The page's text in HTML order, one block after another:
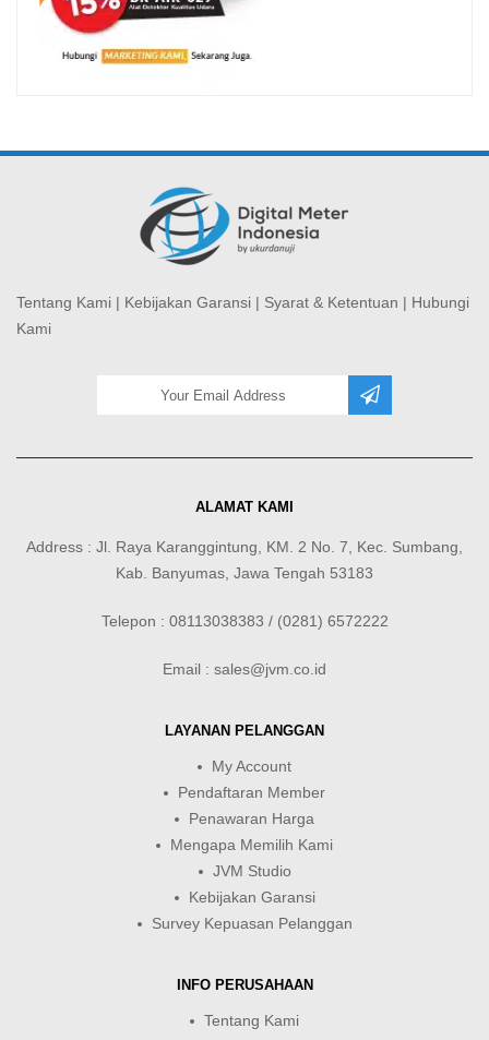
Tentang Kami | Kebijakan Garansi | Syarat & Ketentuan | Hubungi
Kami
ALAMAT KAMI
Address : Jl. Raya Karanggintung, KM. 2 No. 7, Kec. Sumbang,
Kab. Banyumas, Jawa Tengah 53183
Telepon : 08113038383 / (0281) 6572222
Email : sales@jvm.co.id
LAYANAN PELANGGAN
My Account
Pendaftaran Member
Penawaran Harga
Mengapa Memilih Kami
JVM Studio
Kebijakan Garansi
Survey Kepuasan Pelanggan
INFO PERUSAHAAN
Tentang Kami